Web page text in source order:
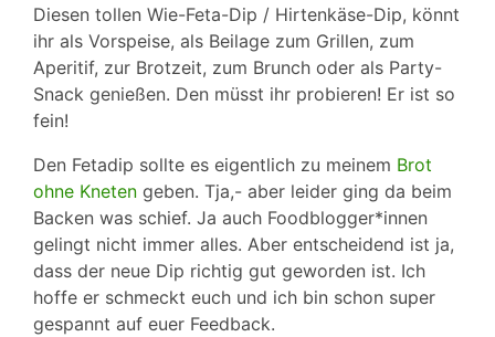
Diesen tollen Wie-Feta-Dip / Hirtenkäse-Dip, könnt
ihr als Vorspeise, als Beilage zum Grillen, zum
Aperitif, zur Brotzeit, zum Brunch oder als Party-
Snack genießen. Den müsst ihr probieren! Er ist so
fein!
Den Fetadip sollte es eigentlich zu meinem Brot
ohne Kneten geben. Tja,- aber leider ging da beim
Backen was schief. Ja auch Foodblogger*innen
gelingt nicht immer alles. Aber entscheidend ist ja,
dass der neue Dip richtig gut geworden ist. Ich
hoffe er schmeckt euch und ich bin schon super
gespannt auf euer Feedback.